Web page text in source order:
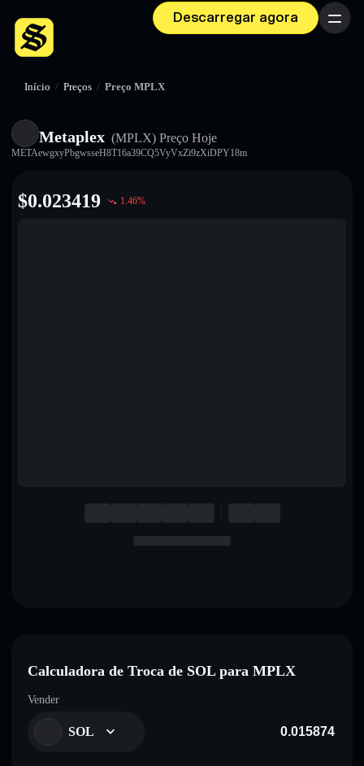
Descarregar agora Menu
Início / Preços / Preço MPLX
Metaplex (MPLX) Preço Hoje
METAewgxyPbgwsseH8T16a39CQ5VyVxZi9zXiDPY18m
$0.023419 1.46%
Calculadora de Troca de SOL para MPLX
Vender
SOL